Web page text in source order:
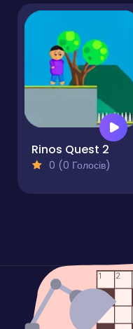
Rinos Quest 2
0 (0 Голосів)